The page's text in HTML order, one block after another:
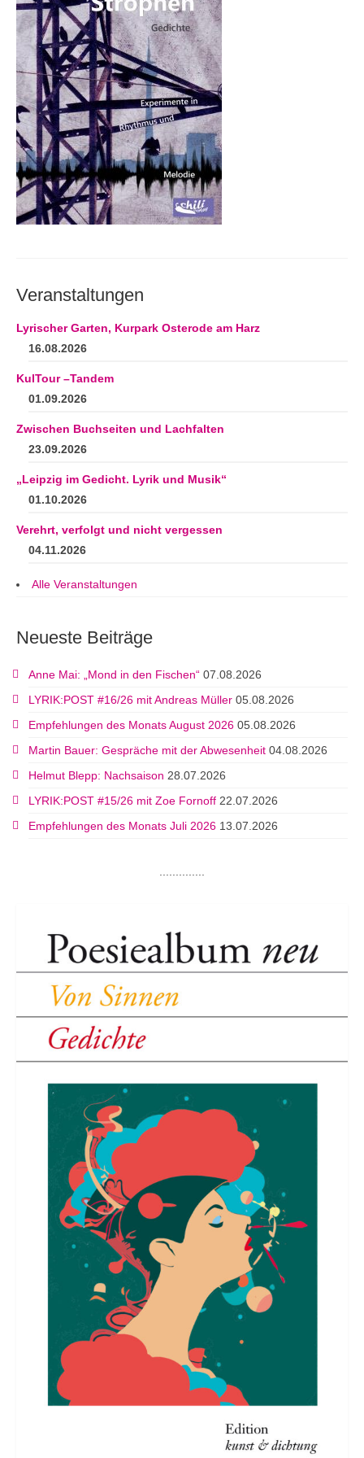
Neuerscheinungen von Mitgliedern
Ausschreibungen
Leipziger Lyrikbibliothek
Lyrikschaufenster im Literaturhaus Leipzig
Mitglied werden
Veranstaltungen
Lyrischer Garten, Kurpark Osterode am Harz
16.08.2026
KulTour –Tandem
01.09.2026
Zwischen Buchseiten und Lachfalten
23.09.2026
„Leipzig im Gedicht. Lyrik und Musik“
01.10.2026
Verehrt, verfolgt und nicht vergessen
04.11.2026
Alle Veranstaltungen
Neueste Beiträge
Anne Mai: „Mond in den Fischen“ 07.08.2026
LYRIK:POST #16/26 mit Andreas Müller 05.08.2026
Empfehlungen des Monats August 2026 05.08.2026
Martin Bauer: Gespräche mit der Abwesenheit 04.08.2026
Helmut Blepp: Nachsaison 28.07.2026
LYRIK:POST #15/26 mit Zoe Fornoff 22.07.2026
Empfehlungen des Monats Juli 2026 13.07.2026